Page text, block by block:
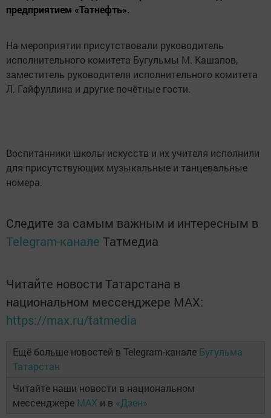
предприятием «Татнефть».
На мероприятии присутствовали руководитель
исполнительного комитета Бугульмы М. Кашапов,
заместитель руководителя исполнительного комитета
Л. Гайфуллина и другие почётные гости.
Воспитанники школы искусств и их учителя исполнили
для присутствующих музыкальные и танцевальные
номера.
Следите за самым важным и интересным в
Telegram-канале Татмедиа
Читайте новости Татарстана в
национальном мессенджере MАХ:
https://max.ru/tatmedia
Ещё больше новостей в Telegram-канале Бугульма
Татарстан
Читайте наши новости в национальном
мессенджере MAX и в «Дзен»